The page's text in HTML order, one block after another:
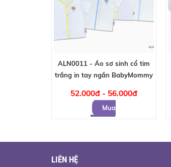
ALN0011 - Áo sơ sinh cổ tim
trắng in tay ngắn BabyMommy
52.000đ - 56.000đ
Mua
LIÊN HỆ